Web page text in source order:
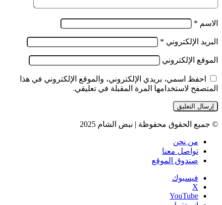
الاسم *
البريد الإلكتروني *
الموقع الإلكتروني
احفظ اسمي، بريدي الإلكتروني، والموقع الإلكتروني في هذا
المتصفح لاستخدامها المرة المقبلة في تعليقي.
© جميع الحقوق محفوظة | نبض الشام 2025
من نحن
تواصل معنا
صندوق الموقع
فيسبوك
‫X
‫YouTube